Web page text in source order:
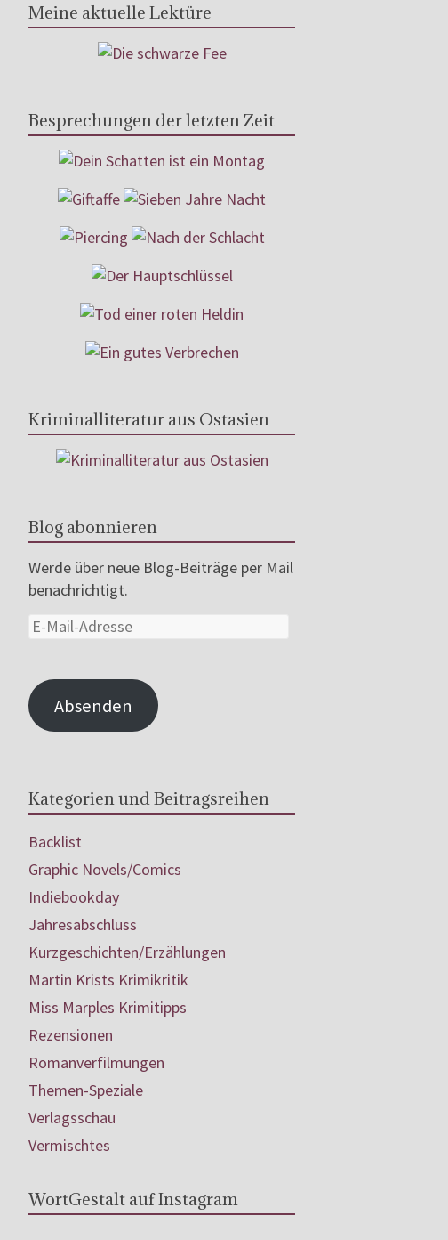
Meine aktuelle Lektüre
Besprechungen der letzten Zeit
Kriminalliteratur aus Ostasien
Blog abonnieren
Werde über neue Blog-Beiträge per Mail
benachrichtigt.
Absenden
Kategorien und Beitragsreihen
Backlist
Graphic Novels/Comics
Indiebookday
Jahresabschluss
Kurzgeschichten/Erzählungen
Martin Krists Krimikritik
Miss Marples Krimitipps
Rezensionen
Romanverfilmungen
Themen-Speziale
Verlagsschau
Vermischtes
WortGestalt auf Instagram